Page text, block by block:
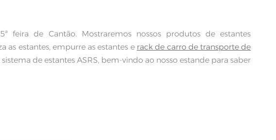
feira de Cantão. Mostraremos nossos produtos de estantes
as estantes, empurre as estantes e rack de carro de transporte de
de estantes ASRS, bem-vindo ao nosso estande para saber